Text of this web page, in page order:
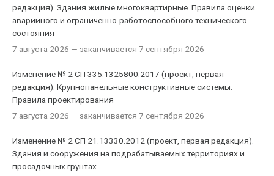
редакция). Здания жилые многоквартирные. Правила оценки
аварийного и ограниченно-работоспособного технического
состояния
7 августа 2026 — заканчивается 7 сентября 2026
Изменение № 2 СП 335.1325800.2017 (проект, первая
редакция). Крупнопанельные конструктивные системы.
Правила проектирования
7 августа 2026 — заканчивается 7 сентября 2026
Изменение № 2 СП 21.13330.2012 (проект, первая редакция).
Здания и сооружения на подрабатываемых территориях и
просадочных грунтах